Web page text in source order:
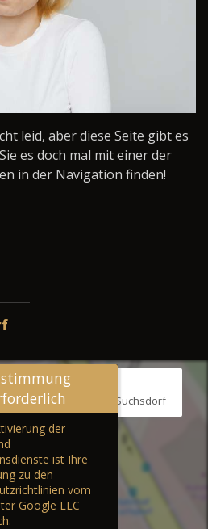
leid, aber diese Seite gibt es
es doch mal mit einer der
in der Navigation finden!
Weg 1, 24107 Kiel-Suchsdorf
der
ist Ihre
zu den
vom
Google LLC